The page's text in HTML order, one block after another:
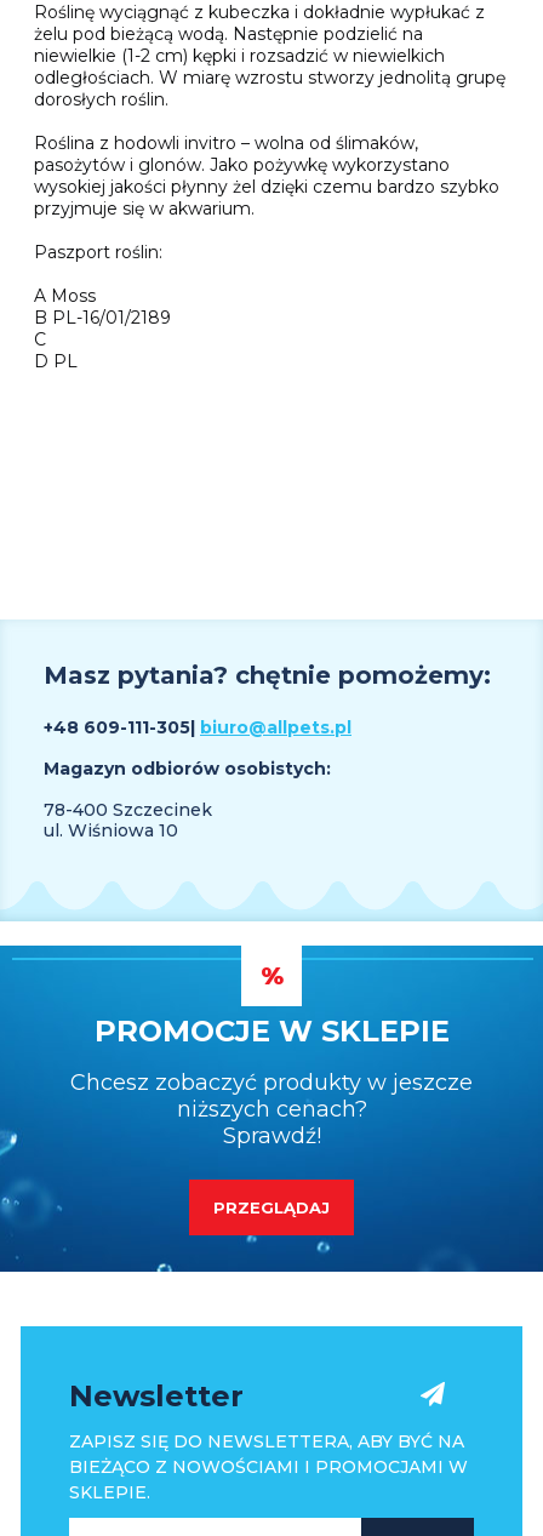
Roślinę wyciągnąć z kubeczka i dokładnie wypłukać z
żelu pod bieżącą wodą. Następnie podzielić na
niewielkie (1-2 cm) kępki i rozsadzić w niewielkich
odległościach. W miarę wzrostu stworzy jednolitą grupę
dorosłych roślin.
Roślina z hodowli invitro – wolna od ślimaków,
pasożytów i glonów. Jako pożywkę wykorzystano
wysokiej jakości płynny żel dzięki czemu bardzo szybko
przyjmuje się w akwarium.
Paszport roślin:
A Moss
B PL-16/01/2189
C
D PL
Masz pytania? chętnie pomożemy:
+48 609-111-305| biuro@allpets.pl
Magazyn odbiorów osobistych:
78-400 Szczecinek
ul. Wiśniowa 10
PROMOCJE W SKLEPIE
Chcesz zobaczyć produkty w jeszcze
niższych cenach?
Sprawdź!
PRZEGLĄDAJ
Newsletter
ZAPISZ SIĘ DO NEWSLETTERA, ABY BYĆ NA
BIEŻĄCO Z NOWOŚCIAMI I PROMOCJAMI W
SKLEPIE.